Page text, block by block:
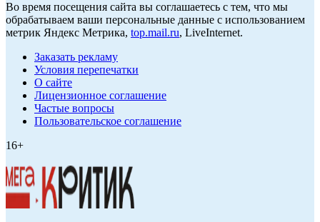
Во время посещения сайта вы соглашаетесь с тем, что мы
обрабатываем ваши персональные данные с использованием
метрик Яндекс Метрика, top.mail.ru, LiveInternet.
Заказать рекламу
Условия перепечатки
О сайте
Лицензионное соглашение
Частые вопросы
Пользовательское соглашение
16+